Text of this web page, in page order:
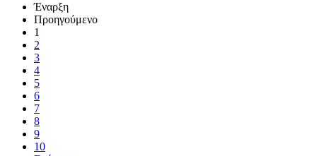
Έναρξη
Προηγούμενο
1
2
3
4
5
6
7
8
9
10